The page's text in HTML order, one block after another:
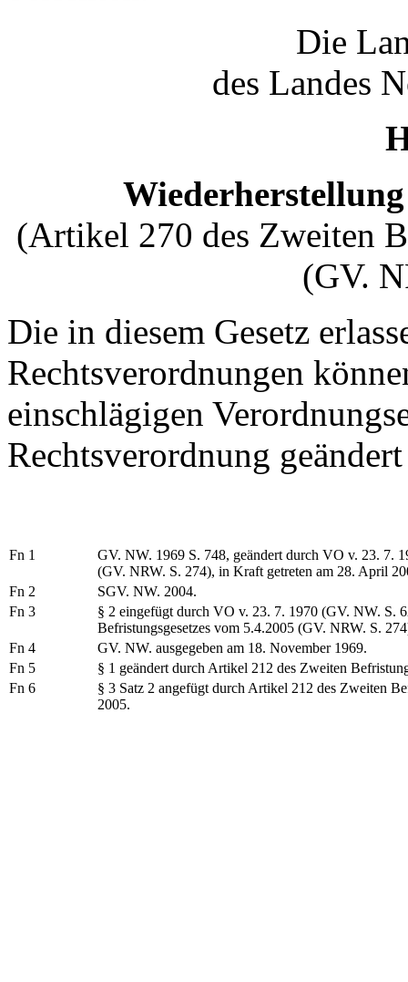
Die
des Landes
(Artikel 270 des Zweiten
(GV.
Die in diesem Gesetz
Rechtsverordnungen
einschlägigen
Rechtsverordnung
Fn 1
GV. NW. 1969 S. 748, geändert durch VO v. 23. 7.
(GV. NRW. S. 274), in Kraft getreten am 28. April
Fn 2
SGV. NW. 2004.
Fn 3
§ 2 eingefügt durch VO v. 23. 7. 1970 (GV. NW. S.
Befristungsgesetzes vom 5.4.2005 (GV. NRW. S.
Fn 4
GV. NW. ausgegeben am 18. November 1969.
Fn 5
§ 1 geändert durch Artikel 212 des Zweiten
Fn 6
§ 3 Satz 2 angefügt durch Artikel 212 des Zweiten
2005.